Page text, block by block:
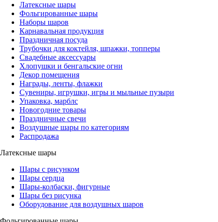
Латексные шары
Фольгированные шары
Наборы шаров
Карнавальная продукция
Праздничная посуда
Трубочки для коктейля, шпажки, топперы
Свадебные аксессуары
Хлопушки и бенгальские огни
Декор помещения
Награды, ленты, флажки
Сувениры, игрушки, игры и мыльные пузыри
Упаковка, марблс
Новогодние товары
Праздничные свечи
Воздушные шары по категориям
Распродажа
Латексные шары
Шары с рисунком
Шары сердца
Шары-колбаски, фигурные
Шары без рисунка
Оборудование для воздушных шаров